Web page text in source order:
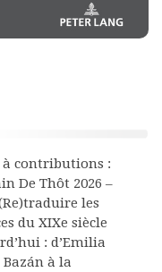
à contributions :
De Thôt 2026 –
les
du XIXe siècle
: d’Emilia
Bazán à la